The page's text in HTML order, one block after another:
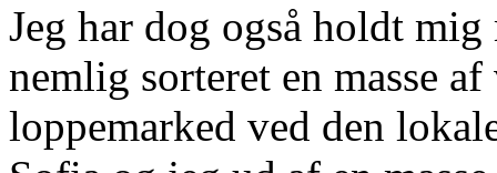
Jeg har dog også holdt
nemlig sorteret en masse
loppemarked ved den